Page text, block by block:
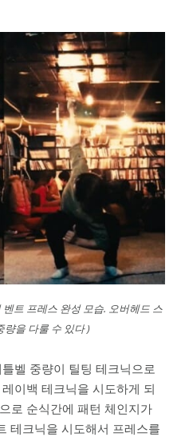
트 프레스 완성 모습. 오버헤드 스
량을 다룰 수 있다 )
벨 중량이 틸팅 테크닉으로
이백 테크닉을 시도하게 되
로 순식간에 패턴 체인지가
테크닉을 시도해서 프레스를